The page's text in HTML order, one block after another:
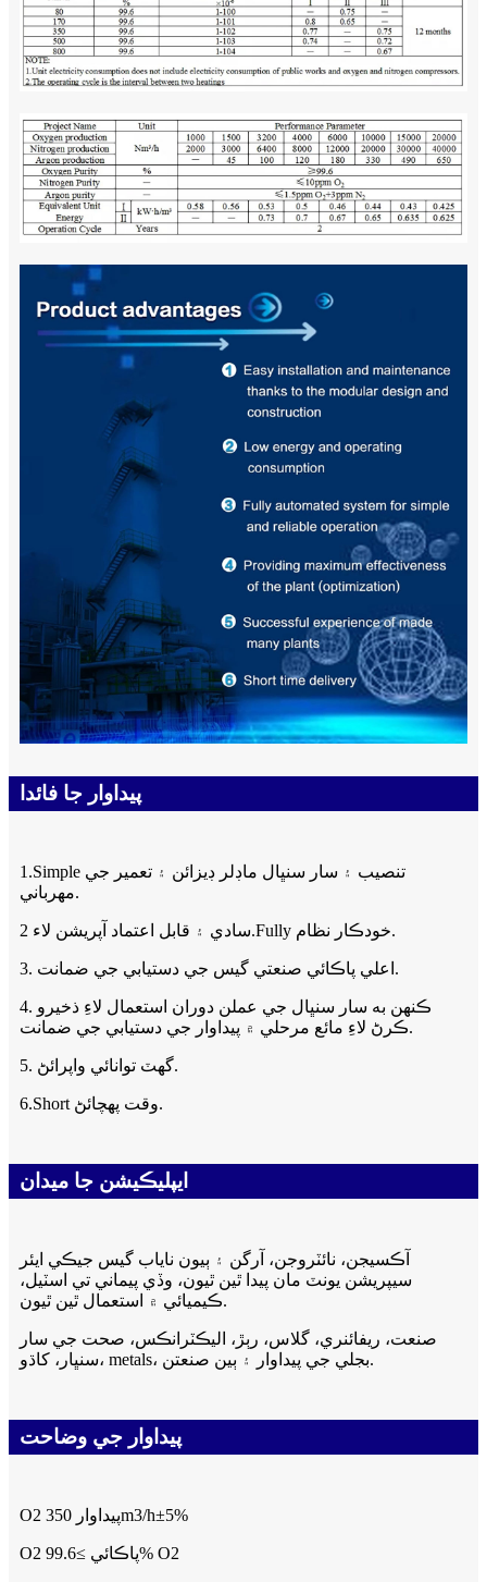
پيداوار جا فائدا
1.Simple تنصيب ۽ سار سنڀال ماڊلر ڊيزائن ۽ تعمير جي
مهرباني.
سادي ۽ قابل اعتماد آپريشن لاء 2.Fully خودڪار نظام.
3. اعلي پاڪائي صنعتي گيس جي دستيابي جي ضمانت.
4. ڪنهن به سار سنڀال جي عملن دوران استعمال لاءِ ذخيرو
ڪرڻ لاءِ مائع مرحلي ۾ پيداوار جي دستيابي جي ضمانت.
5. گھٽ توانائي واپرائڻ.
6.Short وقت پهچائڻ.
ايپليڪيشن جا ميدان
آڪسيجن، نائٽروجن، آرگن ۽ ٻيون ناياب گيس جيڪي ايئر
سيپريشن يونٽ مان پيدا ٿين ٿيون، وڏي پيماني تي اسٽيل،
ڪيميائي ۾ استعمال ٿين ٿيون.
صنعت، ريفائنري، گلاس، رٻڙ، اليڪٽرانڪس، صحت جي سار
سنڀار، کاڌو، metals، بجلي جي پيداوار ۽ ٻين صنعتن.
پيداوار جي وضاحت
O2 پيداوار 350m3/h±5%
O2 پاڪائي ≥99.6% O2